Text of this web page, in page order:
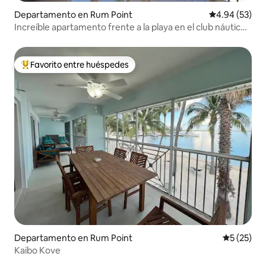
Departamento en Rum Point Calificación
4.94 (53)
Increíble apartamento frente a la playa en el club náutico
De los mejores en Favorito entre huéspedes
Favorito entre huéspedes
Departamento en Rum Point
5 (25)
Kaibo Kove